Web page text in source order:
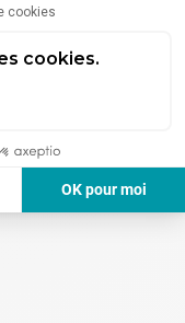
cookies
cookies.
OK pour moi
vos Options
gérer vos paramètres
demeures à la